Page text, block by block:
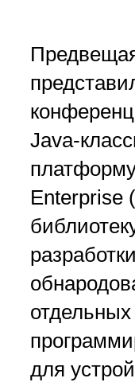
Java-
Enterprise
для